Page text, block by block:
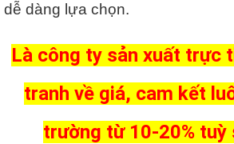
dễ dàng lựa chọn.
Là công ty sản xuất trực
tranh về giá, cam kết
trường từ 10-20% tuỳ